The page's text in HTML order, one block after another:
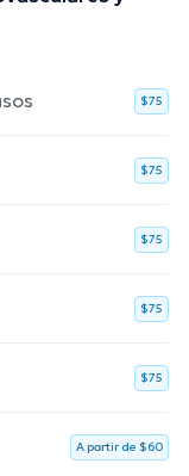
$75
$75
$75
$75
$75
A partir de $60